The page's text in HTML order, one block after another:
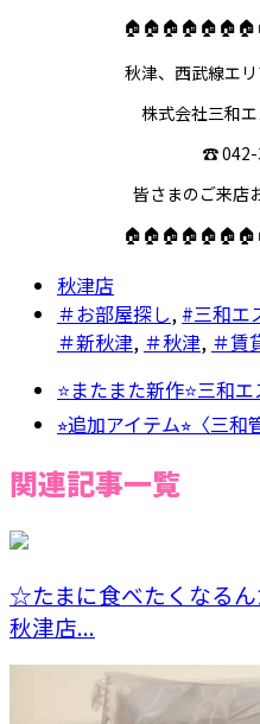
秋津、西武線エ
株式会社三和
☎️ 042-
皆さまのご来店
秋津店
＃お部屋探し, #三和エ
＃新秋津, ＃秋津, ＃賃
⭐またまた新作⭐三和
⭐︎追加アイテム⭐︎〈三和
関連記事一覧
☆たまに食べたくなる
秋津店...